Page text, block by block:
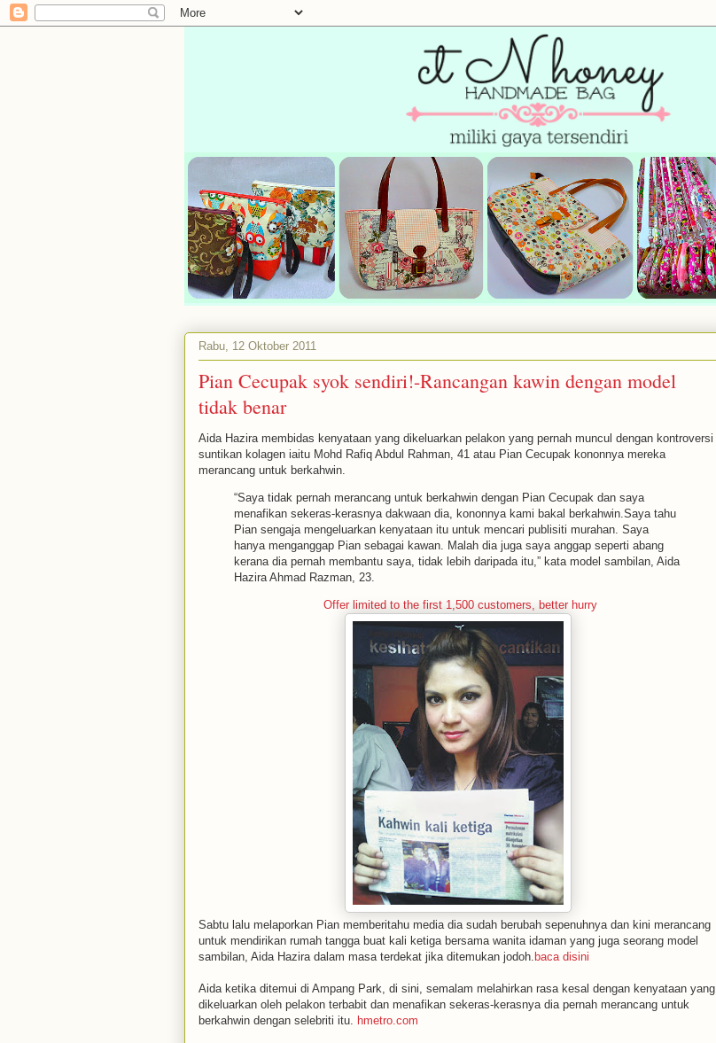
Rabu, 12 Oktober 2011
Pian Cecupak syok sendiri!-Rancangan kawin dengan model
tidak benar
Aida Hazira membidas kenyataan yang dikeluarkan pelakon yang pernah muncul dengan kontroversi
suntikan kolagen iaitu Mohd Rafiq Abdul Rahman, 41 atau Pian Cecupak kononnya mereka
merancang untuk berkahwin.
“Saya tidak pernah merancang untuk berkahwin dengan Pian Cecupak dan saya
menafikan sekeras-kerasnya dakwaan dia, kononnya kami bakal berkahwin.Saya tahu
Pian sengaja mengeluarkan kenyataan itu untuk mencari publisiti murahan. Saya
hanya menganggap Pian sebagai kawan. Malah dia juga saya anggap seperti abang
kerana dia pernah membantu saya, tidak lebih daripada itu,” kata model sambilan, Aida
Hazira Ahmad Razman, 23.
Offer limited to the first 1,500 customers, better hurry
Sabtu lalu melaporkan Pian memberitahu media dia sudah berubah sepenuhnya dan kini merancang
untuk mendirikan rumah tangga buat kali ketiga bersama wanita idaman yang juga seorang model
sambilan, Aida Hazira dalam masa terdekat jika ditemukan jodoh. baca disini
Aida ketika ditemui di Ampang Park, di sini, semalam melahirkan rasa kesal dengan kenyataan yang
dikeluarkan oleh pelakon terbabit dan menafikan sekeras-kerasnya dia pernah merancang untuk
berkahwin dengan selebriti itu. hmetro.com